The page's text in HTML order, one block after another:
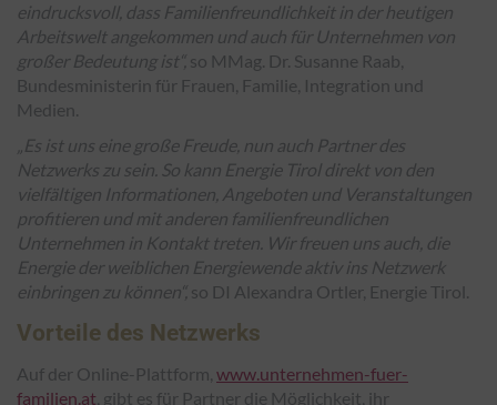
eindrucksvoll, dass Familienfreundlichkeit in der heutigen
Arbeitswelt angekommen und auch für Unternehmen von
großer Bedeutung ist“, so MMag. Dr. Susanne Raab,
Bundesministerin für Frauen, Familie, Integration und
Medien.
„Es ist uns eine große Freude, nun auch Partner des
Netzwerks zu sein. So kann Energie Tirol direkt von den
vielfältigen Informationen, Angeboten und Veranstaltungen
profitieren und mit anderen familienfreundlichen
Unternehmen in Kontakt treten. Wir freuen uns auch, die
Energie der weiblichen Energiewende aktiv ins Netzwerk
einbringen zu können“, so DI Alexandra Ortler, Energie Tirol.
Vorteile des Netzwerks
Auf der Online-Plattform, www.unternehmen-fuer-
familien.at , gibt es für Partner die Möglichkeit, ihr